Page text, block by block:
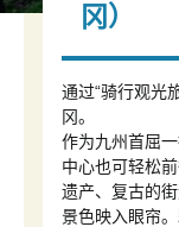
冈）
通过“骑行观光
冈。
作为九州首屈
中心也可轻松
遗产、复古的
景色映入眼帘